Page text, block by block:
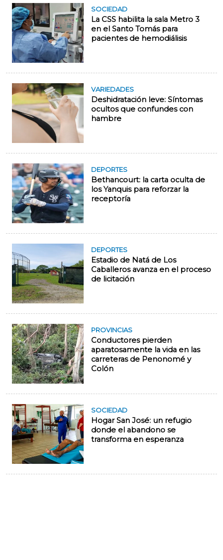
SOCIEDAD
La CSS habilita la sala Metro 3
en el Santo Tomás para
pacientes de hemodiálisis
VARIEDADES
Deshidratación leve: Síntomas
ocultos que confundes con
hambre
DEPORTES
Bethancourt: la carta oculta de
los Yanquis para reforzar la
receptoría
DEPORTES
Estadio de Natá de Los
Caballeros avanza en el proceso
de licitación
PROVINCIAS
Conductores pierden
aparatosamente la vida en las
carreteras de Penonomé y
Colón
SOCIEDAD
Hogar San José: un refugio
donde el abandono se
transforma en esperanza